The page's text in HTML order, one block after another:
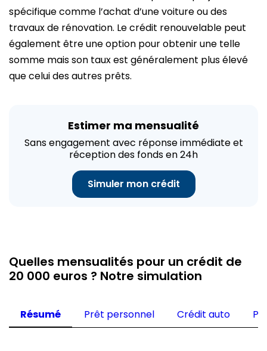
spécifique comme l’achat d’une voiture ou des
travaux de rénovation. Le crédit renouvelable peut
également être une option pour obtenir une telle
somme mais son taux est généralement plus élevé
que celui des autres prêts.
Estimer ma mensualité
Sans engagement avec réponse immédiate et
réception des fonds en 24h
Simuler mon crédit
Quelles mensualités pour un crédit de
20 000 euros ? Notre simulation
Résumé Prêt personnel Crédit auto